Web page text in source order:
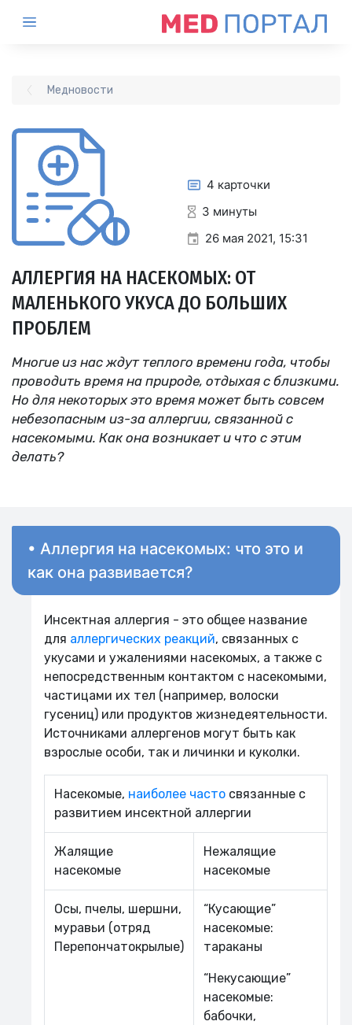
Медновости
4 карточки
3 минуты
26 мая 2021, 15:31
АЛЛЕРГИЯ НА НАСЕКОМЫХ: ОТ
МАЛЕНЬКОГО УКУСА ДО БОЛЬШИХ
ПРОБЛЕМ
Многие из нас ждут теплого времени года, чтобы
проводить время на природе, отдыхая с близкими.
Но для некоторых это время может быть совсем
небезопасным из-за аллергии, связанной с
насекомыми. Как она возникает и что с этим
делать?
• Аллергия на насекомых: что это и
как она развивается?
Инсектная аллергия - это общее название
для аллергических реакций, связанных с
укусами и ужалениями насекомых, а также с
непосредственным контактом с насекомыми,
частицами их тел (например, волоски
гусениц) или продуктов жизнедеятельности.
Источниками аллергенов могут быть как
взрослые особи, так и личинки и куколки.
Насекомые, наиболее часто связанные с
развитием инсектной аллергии
Жалящие
насекомые
Нежалящие
насекомые
Осы, пчелы, шершни,
муравьи (отряд
Перепончатокрылые)
“Кусающие”
насекомые:
тараканы
“Некусающие”
насекомые:
бабочки,